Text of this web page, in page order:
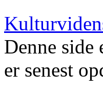
Denne side
er senest